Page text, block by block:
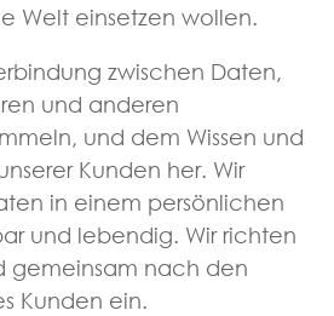
Welt einsetzen wollen.
zwischen Daten,
und anderen
und dem Wissen und
Kunden her. Wir
in einem persönlichen
und lebendig. Wir richten
gemeinsam nach den
Kunden ein.